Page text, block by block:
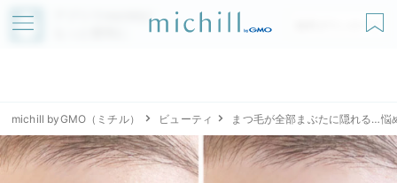
アプリでmichillが
無料ダウンロード
michill byGMO（ミチル） ビューティ まつ毛が全部まぶたに隠れる…悩